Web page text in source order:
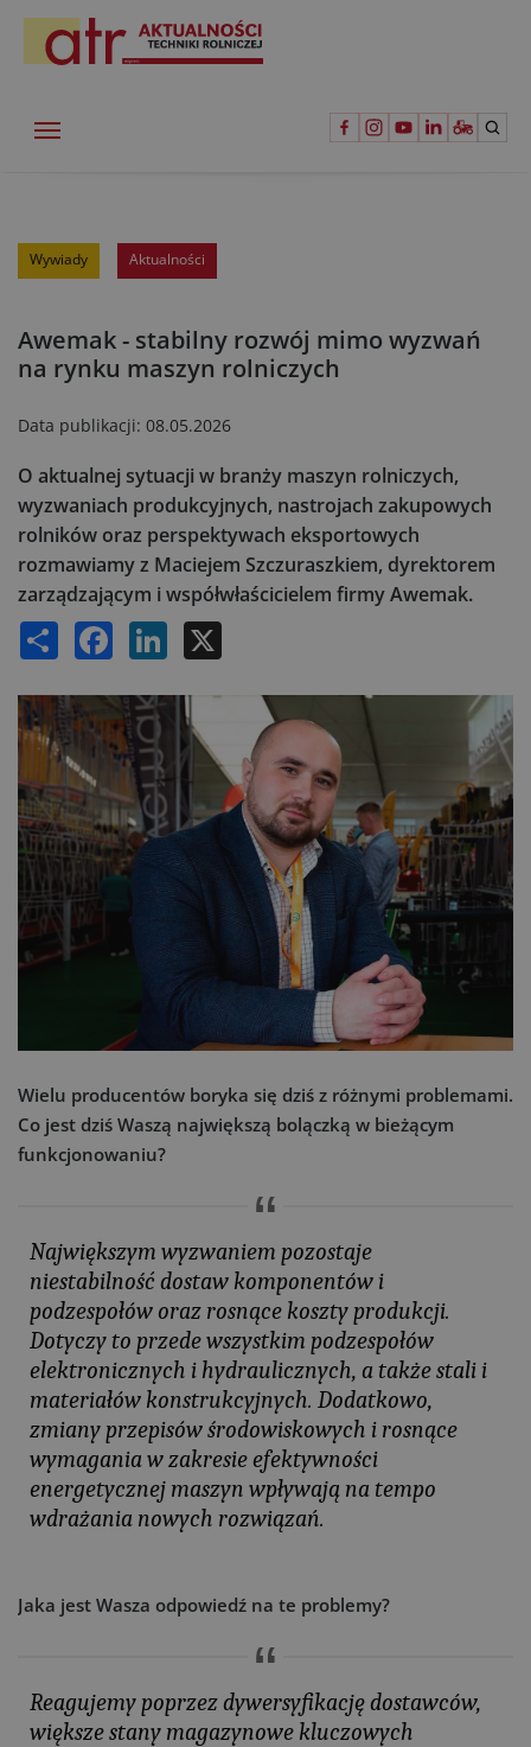
Wywiady Aktualności
Awemak - stabilny rozwój mimo wyzwań
na rynku maszyn rolniczych
Data publikacji: 08.05.2026
O aktualnej sytuacji w branży maszyn rolniczych,
wyzwaniach produkcyjnych, nastrojach zakupowych
rolników oraz perspektywach eksportowych
rozmawiamy z Maciejem Szczuraszkiem, dyrektorem
zarządzającym i współwłaścicielem firmy Awemak.
Share Facebook LinkedIn
Wielu producentów boryka się dziś z różnymi problemami.
Co jest dziś Waszą największą bolączką w bieżącym
funkcjonowaniu?
Największym wyzwaniem pozostaje
niestabilność dostaw komponentów i
podzespołów oraz rosnące koszty produkcji.
Dotyczy to przede wszystkim podzespołów
elektronicznych i hydraulicznych, a także stali i
materiałów konstrukcyjnych. Dodatkowo,
zmiany przepisów środowiskowych i rosnące
wymagania w zakresie efektywności
energetycznej maszyn wpływają na tempo
wdrażania nowych rozwiązań.
Jaka jest Wasza odpowiedź na te problemy?
Reagujemy poprzez dywersyfikację dostawców,
większe stany magazynowe kluczowych